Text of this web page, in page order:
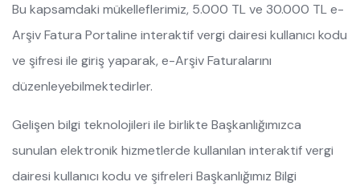
Bu kapsamdaki mükelleflerimiz, 5.000 TL ve 30.000 TL e-
Arşiv Fatura Portaline interaktif vergi dairesi kullanıcı kodu
ve şifresi ile giriş yaparak, e-Arşiv Faturalarını
düzenleyebilmektedirler.
Gelişen bilgi teknolojileri ile birlikte Başkanlığımızca
sunulan elektronik hizmetlerde kullanılan interaktif vergi
dairesi kullanıcı kodu ve şifreleri Başkanlığımız Bilgi